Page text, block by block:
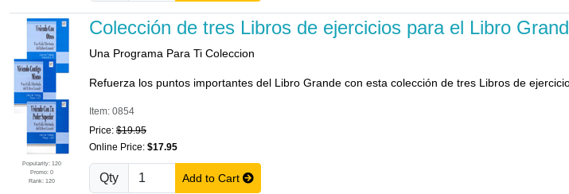
Popularity: 120
Promo: 0
Rank: 120
Colección de tres Libros de ejercicios para el Libro
Una Programa Para Ti Coleccion
Refuerza los puntos importantes del Libro Grande con esta colección de tres Libros de
Item: 0854
Price: $19.95
Online Price: $17.95
Qty Add to Cart